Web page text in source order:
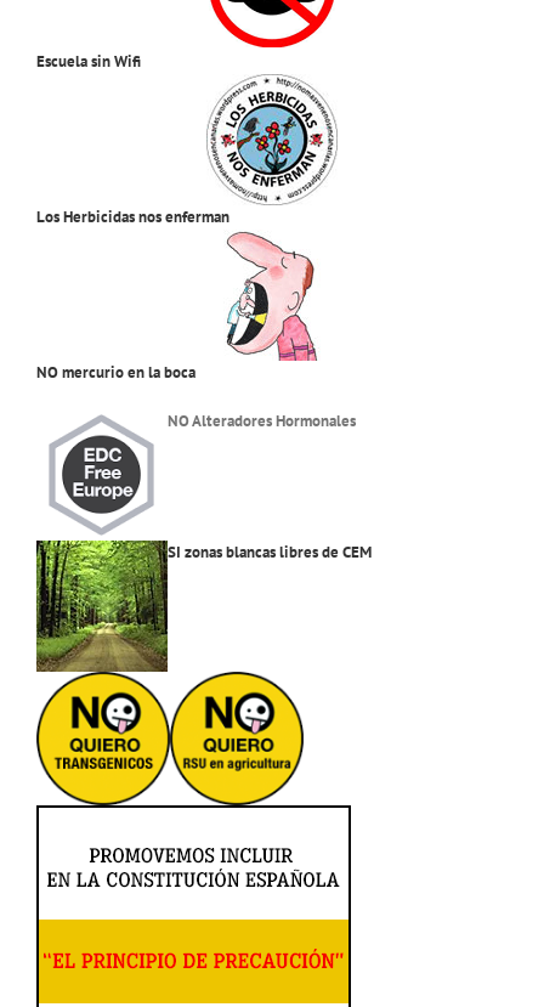
Escuela sin Wifi
Los Herbicidas nos enferman
NO mercurio en la boca
NO Alteradores Hormonales
SI zonas blancas libres de CEM